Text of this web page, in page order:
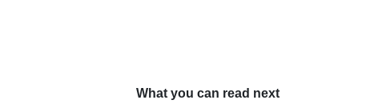
What you can read next